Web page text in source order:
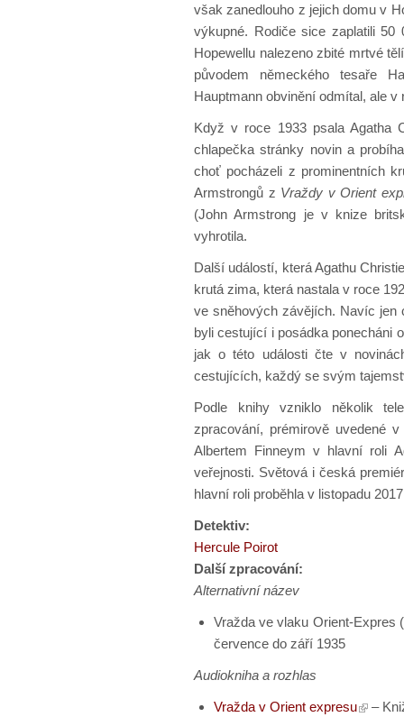
však zanedlouho z jejich domu v
výkupné. Rodiče sice zaplatili
Hopewellu nalezeno zbité mrtvé
původem německého tesaře
Hauptmann obvinění odmítal, ale
Když v roce 1933 psala Agatha
chlapečka stránky novin a
choť pocházeli z prominentních
Armstrongů z Vraždy v Orient
(John Armstrong je v knize
vyhrotila.
Další událostí, která Agathu
krutá zima, která nastala v roce
ve sněhových závějích. Navíc
byli cestující i posádka ponecháni
jak o této události čte v
cestujících, každý se svým
Podle knihy vzniklo několik
zpracování, prémirově uvedené
Albertem Finneym v hlavní roli
veřejnosti. Světová i česká
hlavní roli proběhla v listopadu
Detektiv:
Hercule Poirot
Další zpracování:
Alternativní název
Vražda ve vlaku Orient-Expres
července do září 1935
Audiokniha a rozhlas
Vražda v Orient expresu
–